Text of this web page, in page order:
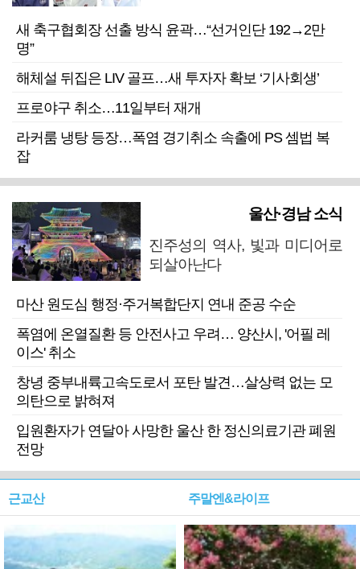
새 축구협회장 선출 방식 윤곽…“선거인단 192→2만
명”
해체설 뒤집은 LIV 골프…새 투자자 확보 ‘기사회생’
프로야구 취소…11일부터 재개
라커룸 냉탕 등장…폭염 경기취소 속출에 PS 셈법 복
잡
울산·경남 소식
진주성의 역사, 빛과 미디어로
되살아난다
마산 원도심 행정·주거복합단지 연내 준공 수순
폭염에 온열질환 등 안전사고 우려… 양산시, '어필 레
이스' 취소
창녕 중부내륙고속도로서 포탄 발견…살상력 없는 모
의탄으로 밝혀져
입원환자가 연달아 사망한 울산 한 정신의료기관 폐원
전망
근교산 주말엔&라이프